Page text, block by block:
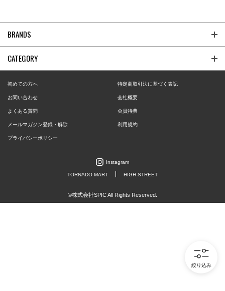
絞り込み
BRANDS
CATEGORY
初めての方へ 特定商取引法に基づく表記
お問い合わせ 会社概要
よくある質問 会員特典
メールマガジン登録・解除 利用規約
プライバシーポリシー
Instagram
TORNADO MART HIGH STREET
©株式会社SPIC All Rights Reserved.